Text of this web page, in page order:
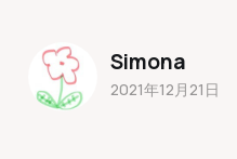
Simona
2021年12月21日